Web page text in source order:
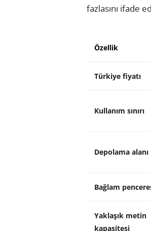
fazlasını ifade
Özellik
Türkiye fiyatı
Kullanım sınırı
Depolama alanı
Bağlam
Yaklaşık metin
kapasitesi